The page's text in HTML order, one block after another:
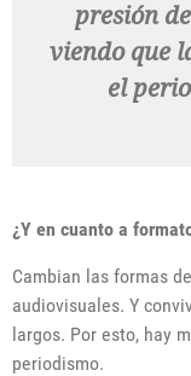
presión
viendo que
el
¿Y en cuanto a
Cambian las formas
audiovisuales. Y
largos. Por esto, hay
periodismo.